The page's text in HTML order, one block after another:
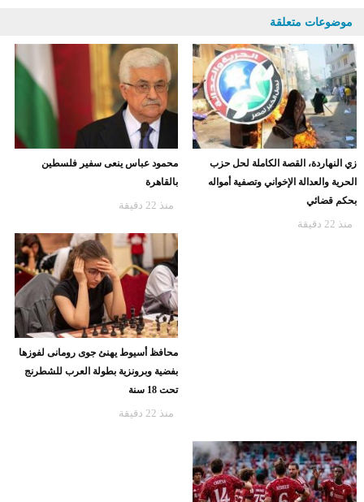
موضوعات متعلقة
زي النهاردة، القصة الكاملة لحل حزب
الحرية والعدالة الإخواني وتصفية أمواله
بحكم قضائي
منذ 22 دقيقة
محمود عباس ينعى سفير فلسطين
بالقاهرة
منذ 22 دقيقة
محافظ أسيوط يهنئ جوى رومانى لفوزها
بفضية وبرونزية بطولة العرب للشطرنج
تحت 18 سنة
منذ 22 دقيقة